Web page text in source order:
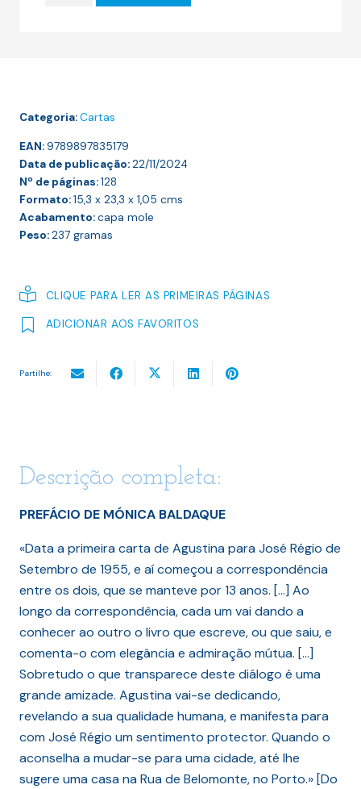
18.00 €.16.20 €.
1968)
Categoria:Cartas
EAN:9789897835179
Data de publicação:22/11/2024
Nº de páginas:128
Formato:15,3 x 23,3 x 1,05 cms
Acabamento:capa mole
Peso:237 gramas
CLIQUE PARA LER AS PRIMEIRAS PÁGINAS
ADICIONAR AOS FAVORITOS
Partilhe:
Descrição completa:
PREFÁCIO DE MÓNICA BALDAQUE
«Data a primeira carta de Agustina para José Régio de
Setembro de 1955, e aí começou a correspondência
entre os dois, que se manteve por 13 anos. […] Ao
longo da correspondência, cada um vai dando a
conhecer ao outro o livro que escreve, ou que saiu, e
comenta-o com elegância e admiração mútua. […]
Sobretudo o que transparece deste diálogo é uma
grande amizade. Agustina vai-se dedicando,
revelando a sua qualidade humana, e manifesta para
com José Régio um sentimento protector. Quando o
aconselha a mudar-se para uma cidade, até lhe
sugere uma casa na Rua de Belomonte, no Porto.» [Do